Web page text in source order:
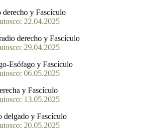
derecho y Fascículo
22.04.2025
derecho y Fascículo
29.04.2025
Esófago y Fascículo
06.05.2025
y Fascículo
13.05.2025
delgado y Fascículo
20.05.2025